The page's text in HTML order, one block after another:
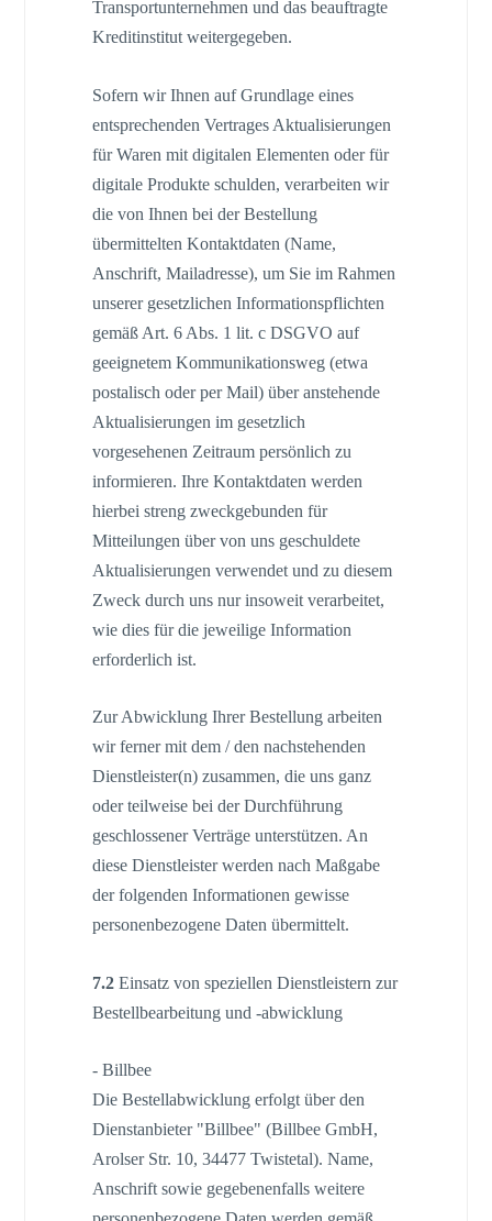
Transportunternehmen und das beauftragte
Kreditinstitut weitergegeben.
Sofern wir Ihnen auf Grundlage eines
entsprechenden Vertrages Aktualisierungen
für Waren mit digitalen Elementen oder für
digitale Produkte schulden, verarbeiten wir
die von Ihnen bei der Bestellung
übermittelten Kontaktdaten (Name,
Anschrift, Mailadresse), um Sie im Rahmen
unserer gesetzlichen Informationspflichten
gemäß Art. 6 Abs. 1 lit. c DSGVO auf
geeignetem Kommunikationsweg (etwa
postalisch oder per Mail) über anstehende
Aktualisierungen im gesetzlich
vorgesehenen Zeitraum persönlich zu
informieren. Ihre Kontaktdaten werden
hierbei streng zweckgebunden für
Mitteilungen über von uns geschuldete
Aktualisierungen verwendet und zu diesem
Zweck durch uns nur insoweit verarbeitet,
wie dies für die jeweilige Information
erforderlich ist.
Zur Abwicklung Ihrer Bestellung arbeiten
wir ferner mit dem / den nachstehenden
Dienstleister(n) zusammen, die uns ganz
oder teilweise bei der Durchführung
geschlossener Verträge unterstützen. An
diese Dienstleister werden nach Maßgabe
der folgenden Informationen gewisse
personenbezogene Daten übermittelt.
7.2Einsatz von speziellen Dienstleistern zur
Bestellbearbeitung und -abwicklung
- Billbee
Die Bestellabwicklung erfolgt über den
Dienstanbieter "Billbee" (Billbee GmbH,
Arolser Str. 10, 34477 Twistetal). Name,
Anschrift sowie gegebenenfalls weitere